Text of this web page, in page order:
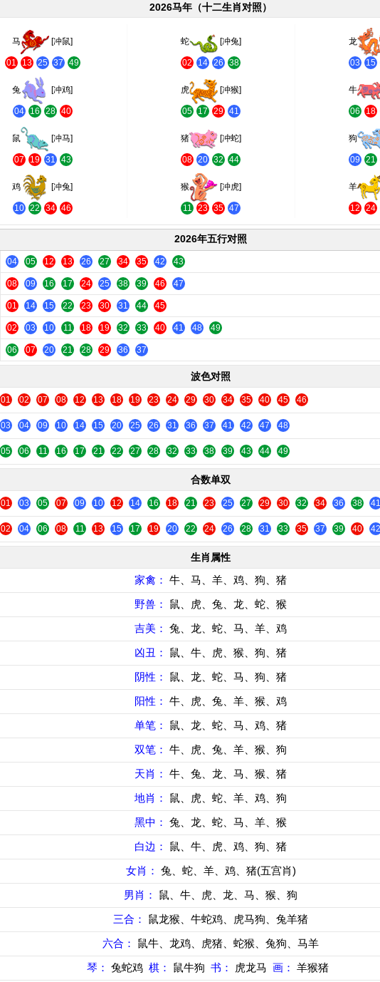
2026马年（十二生肖对照）
马 [冲鼠]
01 13 25 37 49
蛇 [冲兔]
02 14 26 38
龙
03 15
兔 [冲鸡]
04 16 28 40
虎 [冲猴]
05 17 29 41
牛
06 18
鼠 [冲马]
07 19 31 43
猪 [冲蛇]
08 20 32 44
狗
09 21
鸡 [冲兔]
10 22 34 46
猴 [冲虎]
11 23 35 47
羊
12 24
2026年五行对照
04 05 12 13 26 27 34 35 42 43
08 09 16 17 24 25 38 39 46 47
01 14 15 22 23 30 31 44 45
02 03 10 11 18 19 32 33 40 41 48 49
06 07 20 21 28 29 36 37
波色对照
01 02 07 08 12 13 18 19 23 24 29 30 34 35 40 45 46
03 04 09 10 14 15 20 25 26 31 36 37 41 42 47 48
05 06 11 16 17 21 22 27 28 32 33 38 39 43 44 49
合数单双
01 03 05 07 09 10 12 14 16 18 21 23 25 27 29 30 32 34 36 38 41
02 04 06 08 11 13 15 17 19 20 22 24 26 28 31 33 35 37 39 40 42
生肖属性
家禽： 牛、马、羊、鸡、狗、猪
野兽： 鼠、虎、兔、龙、蛇、猴
吉美： 兔、龙、蛇、马、羊、鸡
凶丑： 鼠、牛、虎、猴、狗、猪
阴性： 鼠、龙、蛇、马、狗、猪
阳性： 牛、虎、兔、羊、猴、鸡
单笔： 鼠、龙、蛇、马、鸡、猪
双笔： 牛、虎、兔、羊、猴、狗
天肖： 牛、兔、龙、马、猴、猪
地肖： 鼠、虎、蛇、羊、鸡、狗
黑中： 兔、龙、蛇、马、羊、猴
白边： 鼠、牛、虎、鸡、狗、猪
女肖： 兔、蛇、羊、鸡、猪(五宫肖)
男肖： 鼠、牛、虎、龙、马、猴、狗
三合： 鼠龙猴、牛蛇鸡、虎马狗、兔羊猪
六合： 鼠牛、龙鸡、虎猪、蛇猴、兔狗、马羊
琴： 兔蛇鸡 棋： 鼠牛狗 书： 虎龙马 画： 羊猴猪